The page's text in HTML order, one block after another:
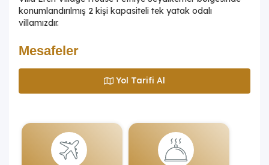
konumlandırılmış 2 kişi kapasiteli tek yatak odalı
villamızdır.
Mesafeler
Yol Tarifi Al